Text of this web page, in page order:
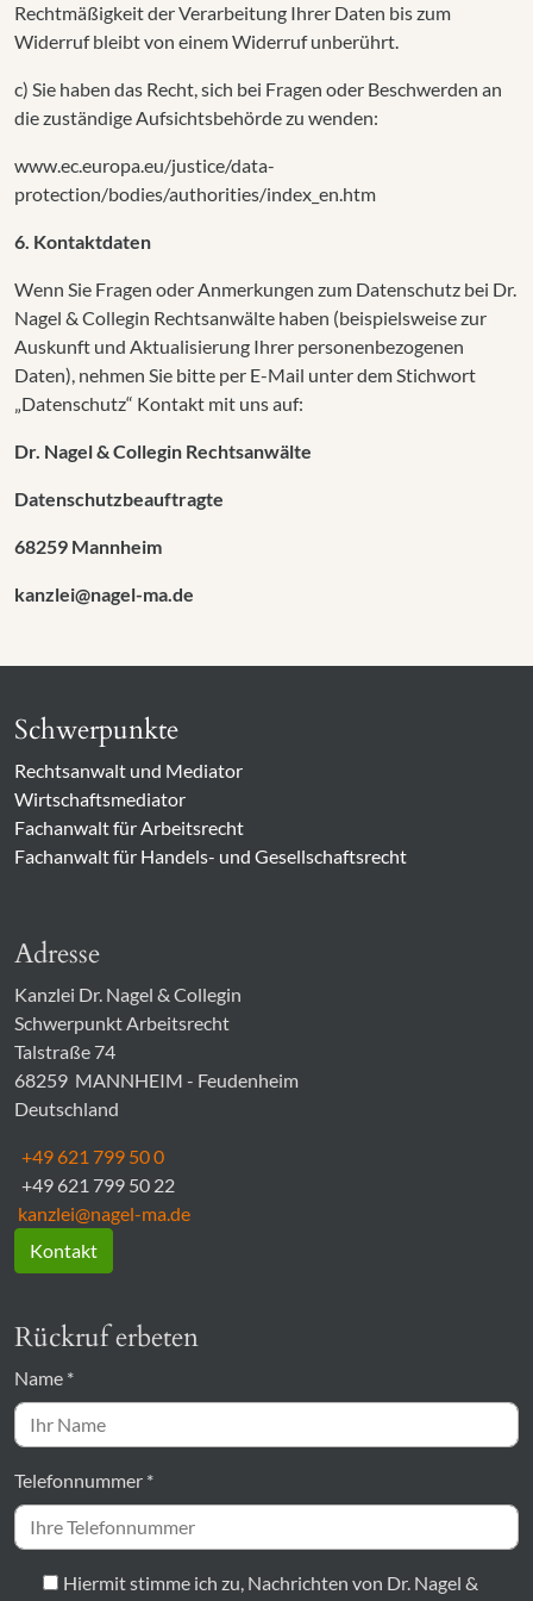
Rechtmäßigkeit der Verarbeitung Ihrer Daten bis zum
Widerruf bleibt von einem Widerruf unberührt.
c) Sie haben das Recht, sich bei Fragen oder Beschwerden an
die zuständige Aufsichtsbehörde zu wenden:
www.ec.europa.eu/justice/data-
protection/bodies/authorities/index_en.htm
6. Kontaktdaten
Wenn Sie Fragen oder Anmerkungen zum Datenschutz bei Dr.
Nagel & Collegin Rechtsanwälte haben (beispielsweise zur
Auskunft und Aktualisierung Ihrer personenbezogenen
Daten), nehmen Sie bitte per E-Mail unter dem Stichwort
„Datenschutz“ Kontakt mit uns auf:
Dr. Nagel & Collegin Rechtsanwälte
Datenschutzbeauftragte
68259 Mannheim
kanzlei@nagel-ma.de
Schwerpunkte
Rechtsanwalt und Mediator
Wirtschaftsmediator
Fachanwalt für Arbeitsrecht
Fachanwalt für Handels- und Gesellschaftsrecht
Adresse
Kanzlei Dr. Nagel & Collegin
Schwerpunkt Arbeitsrecht
Talstraße 74
68259 MANNHEIM - Feudenheim
Deutschland
+49 621 799 50 0
+49 621 799 50 22
kanzlei@nagel-ma.de
Kontakt
Rückruf erbeten
Name *
Telefonnummer *
Hiermit stimme ich zu, Nachrichten von Dr. Nagel &